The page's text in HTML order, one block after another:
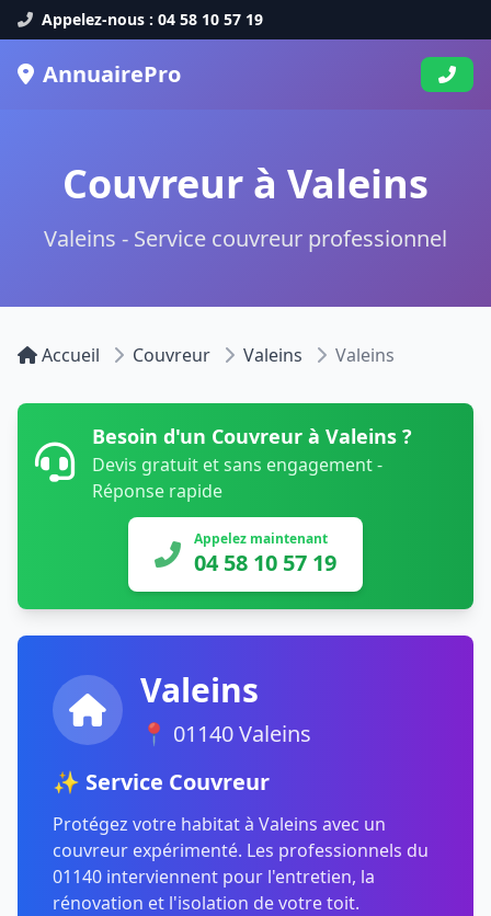
Appelez-nous : 04 58 10 57 19
AnnuairePro
Couvreur à Valeins
Valeins - Service couvreur professionnel
Accueil Couvreur Valeins Valeins
Besoin d'un Couvreur à Valeins ?
Devis gratuit et sans engagement -
Réponse rapide
Appelez maintenant
04 58 10 57 19
Valeins
📍 01140 Valeins
✨ Service Couvreur
Protégez votre habitat à Valeins avec un
couvreur expérimenté. Les professionnels du
01140 interviennent pour l'entretien, la
rénovation et l'isolation de votre toit.